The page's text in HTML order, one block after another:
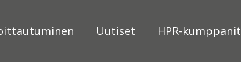
Uutiset HPR-kumppanit